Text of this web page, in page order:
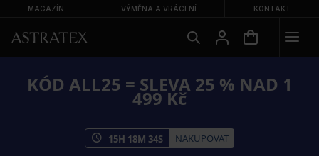
MAGAZÍN VÝMĚNA A VRÁCENÍ KONTAKT
KÓD ALL25 = SLEVA 25 % NAD 1
499 Kč
15H 18M 33S NAKUPOVAT